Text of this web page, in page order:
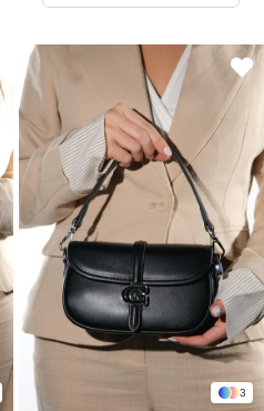
3